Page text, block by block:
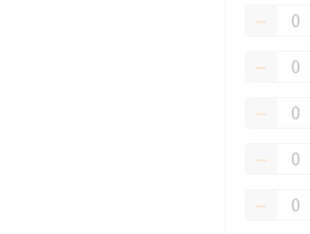
–
–
–
–
–